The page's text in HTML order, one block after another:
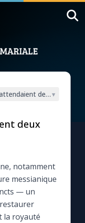
deux messies
▾
deux
notamment
messianique
— un
la royauté